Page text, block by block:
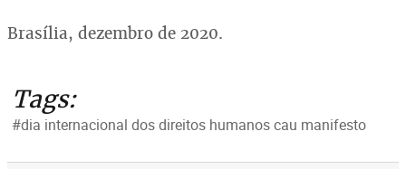
Brasília, dezembro de 2020.
Tags:
#dia internacional dos direitos humanos cau manifesto